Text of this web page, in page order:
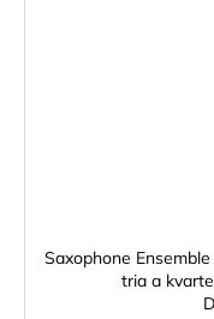
Saxophone
tria a